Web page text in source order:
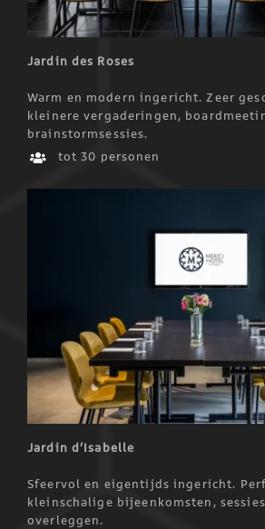
Jardin des Roses
Warm en modern ingericht. Zeer
kleinere vergaderingen,
brainstormsessies.
tot 30 personen
Jardin d’Isabelle
Sfeervol en eigentijds ingericht.
kleinschalige bijeenkomsten,
overleggen.